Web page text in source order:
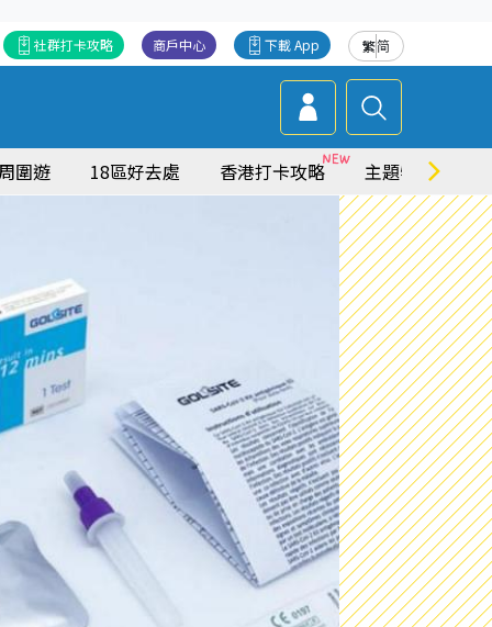
繁简
下載 App
商戶中心
社群打卡攻略
圍遊 18區好去處 香港打卡攻略 主題特集